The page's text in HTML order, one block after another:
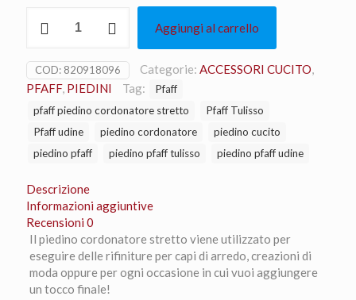
Piedino
stretto
quantità
Aggiungi al carrello
COD: 820918096 Categorie: ACCESSORI CUCITO,
PFAFF, PIEDINI Tag:
Pfaff
pfaff piedino cordonatore stretto
Pfaff Tulisso
Pfaff udine
piedino cordonatore
piedino cucito
piedino pfaff
piedino pfaff tulisso piedino pfaff udine
Descrizione
Informazioni aggiuntive
Recensioni 0
Il piedino cordonatore stretto viene utilizzato per
eseguire delle rifiniture per capi di arredo, creazioni di
moda oppure per ogni occasione in cui vuoi aggiungere
un tocco finale!